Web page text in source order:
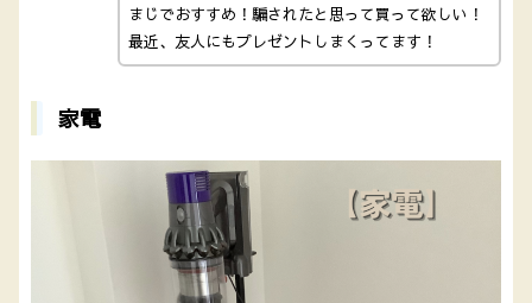
まじでおすすめ！騙されたと思って買って欲しい！
最近、友人にもプレゼントしまくってます！
家電